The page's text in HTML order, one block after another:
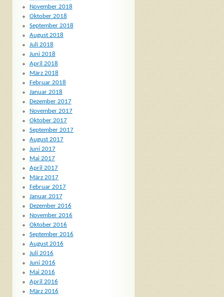
November 2018
Oktober 2018
September 2018
August 2018
Juli 2018
Juni 2018
April 2018
März 2018
Februar 2018
Januar 2018
Dezember 2017
November 2017
Oktober 2017
September 2017
August 2017
Juni 2017
Mai 2017
April 2017
März 2017
Februar 2017
Januar 2017
Dezember 2016
November 2016
Oktober 2016
September 2016
August 2016
Juli 2016
Juni 2016
Mai 2016
April 2016
März 2016